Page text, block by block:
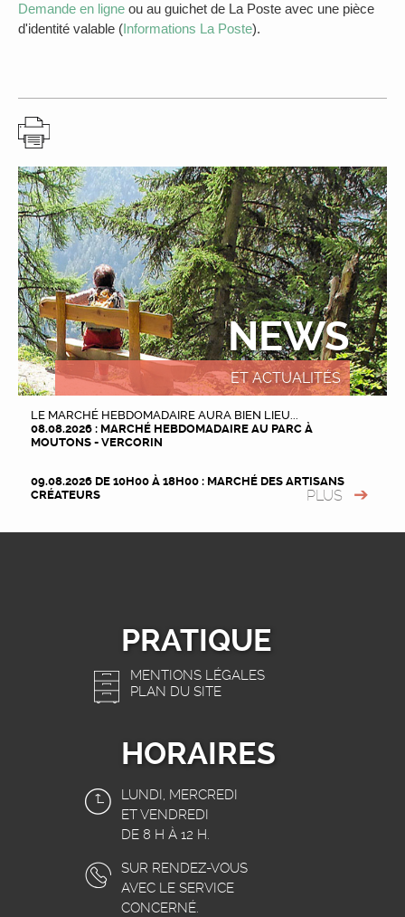
Demande en ligne ou au guichet de La Poste avec une pièce
d'identité valable (Informations La Poste).
NEWS
ET ACTUALITÉS
LE MARCHÉ HEBDOMADAIRE AURA BIEN LIEU...
08.08.2026 : MARCHÉ HEBDOMADAIRE AU PARC À
MOUTONS - VERCORIN
09.08.2026 DE 10H00 À 18H00 : MARCHÉ DES ARTISANS
CRÉATEURS
PLUS
PRATIQUE
MENTIONS LÉGALES
PLAN DU SITE
HORAIRES
LUNDI, MERCREDI
ET VENDREDI
DE 8 H À 12 H.
SUR RENDEZ-VOUS
AVEC LE SERVICE
CONCERNÉ.